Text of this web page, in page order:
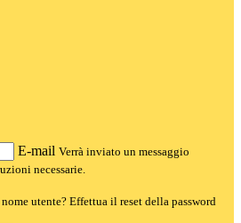
E-mail Verrà inviato un messaggio
necessarie.
utente? Effettua il reset della password